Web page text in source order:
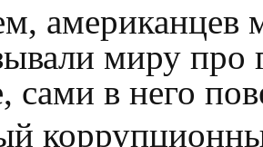
американцев
миру про
сами в него